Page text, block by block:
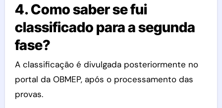
4. Como saber se fui
classificado para a segunda
fase?
A classificação é divulgada posteriormente no
portal da OBMEP, após o processamento das
provas.